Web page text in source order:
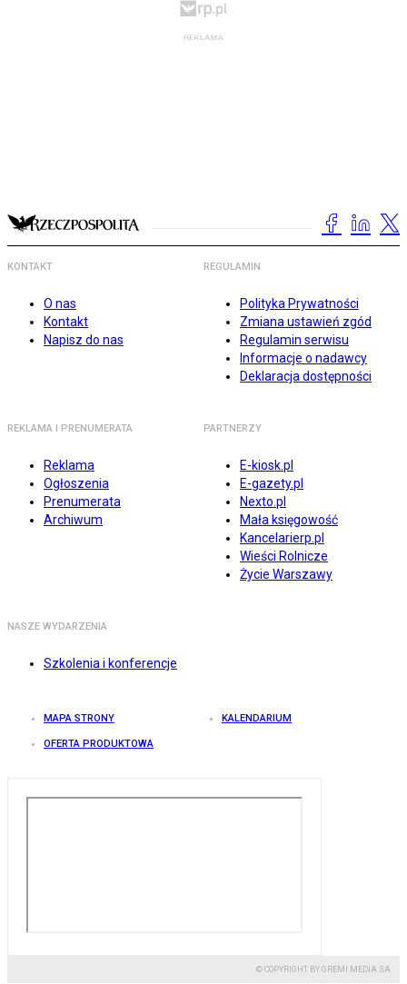
KONTAKT
O nas
Kontakt
Napisz do nas
REGULAMIN
Polityka Prywatności
Zmiana ustawień zgód
Regulamin serwisu
Informacje o nadawcy
Deklaracja dostępności
REKLAMA I PRENUMERATA
Reklama
Ogłoszenia
Prenumerata
Archiwum
PARTNERZY
E-kiosk.pl
E-gazety.pl
Nexto.pl
Mała księgowość
Kancelarierp.pl
Wieści Rolnicze
Życie Warszawy
NASZE WYDARZENIA
Szkolenia i konferencje
MAPA STRONY KALENDARIUM
OFERTA PRODUKTOWA
© COPYRIGHT BY GREMI MEDIA SA